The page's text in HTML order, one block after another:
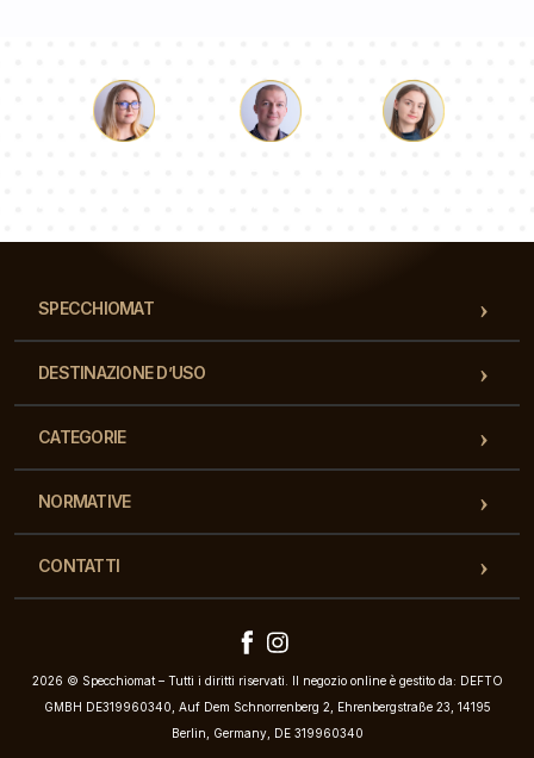
SPECCHIOMAT
DESTINAZIONE D’USO
CATEGORIE
NORMATIVE
CONTATTI
2026 © Specchiomat – Tutti i diritti riservati. Il negozio online è gestito da: DEFTO
GMBH DE319960340, Auf Dem Schnorrenberg 2, Ehrenbergstraße 23, 14195
Berlin, Germany, DE 319960340